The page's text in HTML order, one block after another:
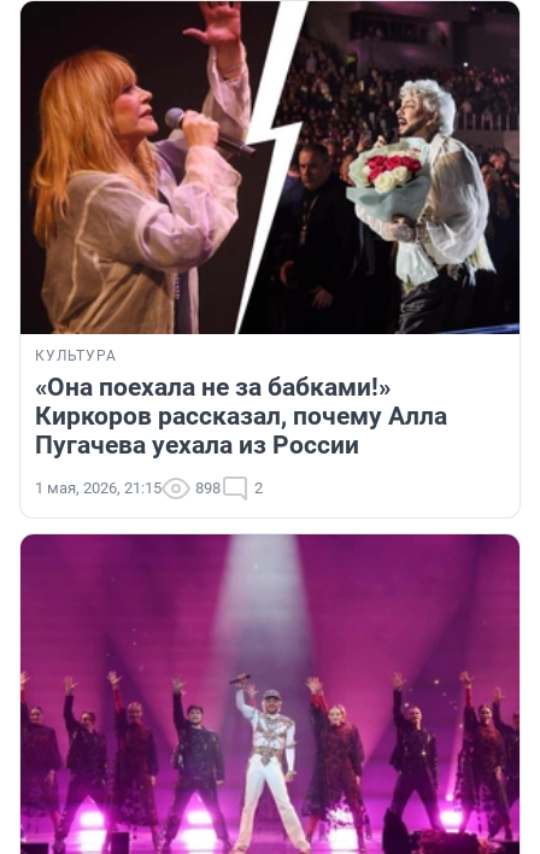
КУЛЬТУРА
«Она поехала не за бабками!»
Киркоров рассказал, почему Алла
Пугачева уехала из России
1 мая, 2026, 21:15 898 2